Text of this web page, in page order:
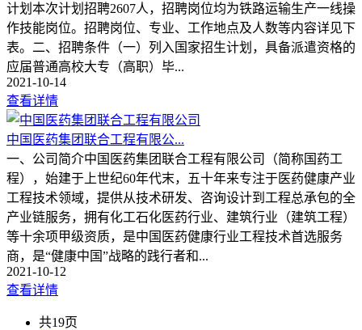
计划本次计划招聘2607人，招聘岗位均为铁路运输生产一线操
作技能岗位。招聘岗位、专业、工作地点及人数等内容详见下
表。二、招聘条件（一）列入国家招生计划，具备派遣资格的
应届普通高校大专（高职）毕...
2021-10-14
查看详情
中国医药集团联合工程有限公...
一、公司简介中国医药集团联合工程有限公司（简称国药工
程），始建于上世纪60年代末，五十年来专注于医药健康产业
工程技术领域，提供从技术研发、咨询设计到工程总承包的全
产业链服务，拥有化工石化医药行业、建筑行业（建筑工程）
等十余项甲级资质，是中国医药健康行业工程技术首选服务
商，是“健康中国”战略的践行者和...
2021-10-12
查看详情
共19页